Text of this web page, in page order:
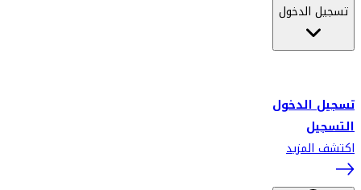
تسجيل الدخول
تسجيل الدخول
التسجيل
اكتشف المزيد